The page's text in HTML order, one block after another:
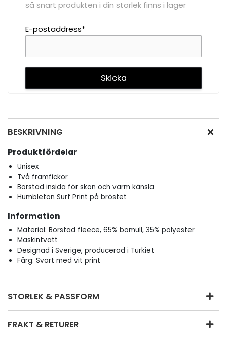
så snart produkten i din storlek finns i lager
E-postaddress*
BESKRIVNING
Produktfördelar
Unisex
Två framfickor
Borstad insida för skön och varm känsla
Humbleton Surf Print på bröstet
Information
Material: Borstad fleece, 65% bomull, 35% polyester
Maskintvätt
Designad i Sverige, producerad i Turkiet
Färg: Svart med vit print
STORLEK & PASSFORM
FRAKT & RETURER